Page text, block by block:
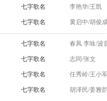
七字歌名 李艳华/王凯
七字歌名 黄启中/胡俊
七字歌名 春凤 李咏/波
七字歌名 志同/张文
七字歌名 任秀岭/王小
七字歌名 胡泽民/姜雅